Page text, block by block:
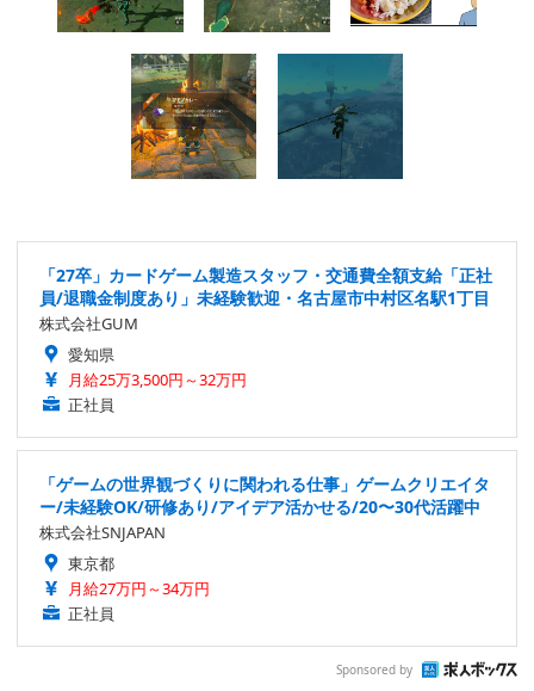
「27卒」カードゲーム製造スタッフ・交通費全額支給「正社
員/退職金制度あり」未経験歓迎・名古屋市中村区名駅1丁目
株式会社GUM
愛知県
月給25万3,500円～32万円
正社員
「ゲームの世界観づくりに関われる仕事」ゲームクリエイタ
ー/未経験OK/研修あり/アイデア活かせる/20〜30代活躍中
株式会社SNJAPAN
東京都
月給27万円～34万円
正社員
Sponsored by